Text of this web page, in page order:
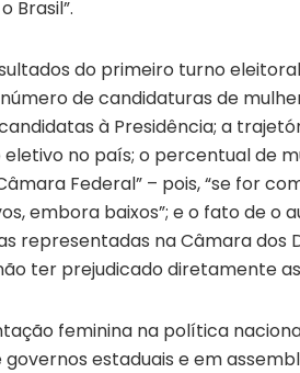
Brasil”.
do primeiro turno
de candidaturas de
à Presidência; a
no país; o percentual de
Federal” – pois, “se for
embora baixos”; e o fato de o
representadas na Câmara dos
ter prejudicado diretamente
feminina na política
estaduais e em